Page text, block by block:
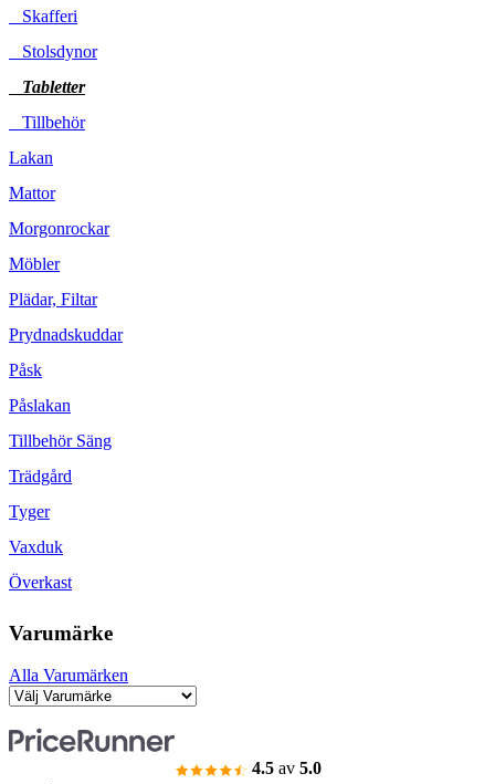
Skafferi
Stolsdynor
Tabletter
Tillbehör
Lakan
Mattor
Morgonrockar
Möbler
Plädar, Filtar
Prydnadskuddar
Påsk
Påslakan
Tillbehör Säng
Trädgård
Tyger
Vaxduk
Överkast
Varumärke
Alla Varumärken
4.5 av 5.0